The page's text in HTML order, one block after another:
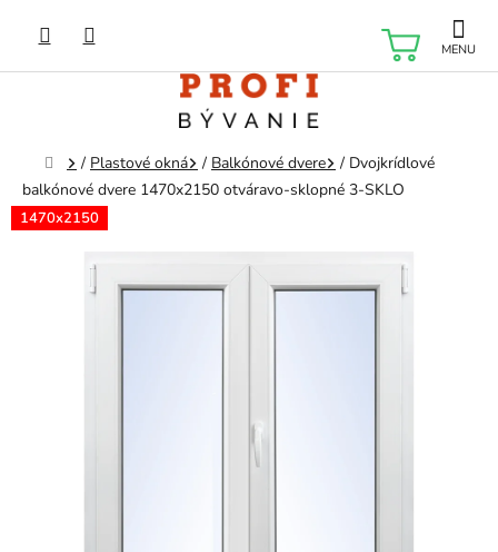
obsah
Domov
/ Plastové okná / Balkónové dvere / Dvojkrídlové
balkónové dvere 1470x2150 otváravo-sklopné 3-SKLO
1470x2150